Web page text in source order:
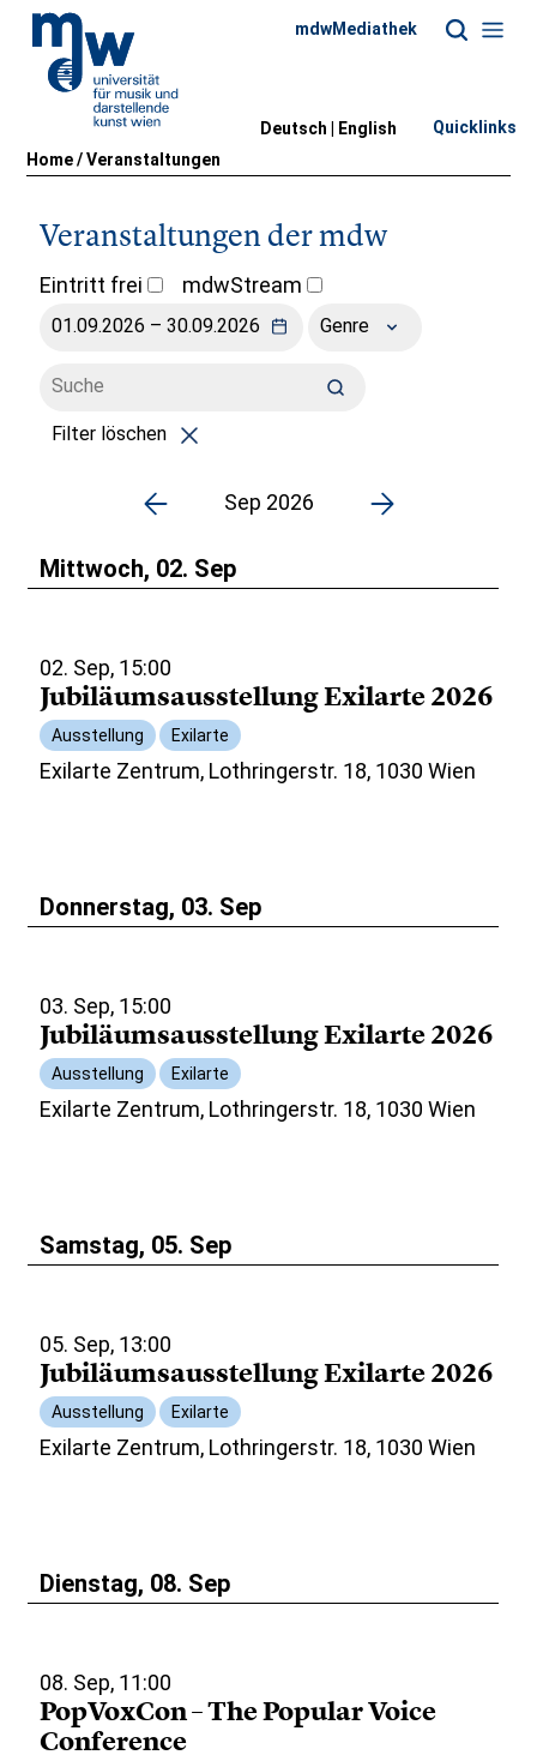
Home/Veranstaltungen
mdwMediathek
Deutsch | English Quicklinks
Veranstaltungen der mdw
Eintritt frei mdwStream
Genre
Filter löschen
Sep 2026
Mittwoch, 02. Sep
02. Sep, 15:00
Jubiläumsausstellung Exilarte 2026
Ausstellung Exilarte
Exilarte Zentrum, Lothringerstr. 18, 1030 Wien
Donnerstag, 03. Sep
03. Sep, 15:00
Jubiläumsausstellung Exilarte 2026
Ausstellung Exilarte
Exilarte Zentrum, Lothringerstr. 18, 1030 Wien
Samstag, 05. Sep
05. Sep, 13:00
Jubiläumsausstellung Exilarte 2026
Ausstellung Exilarte
Exilarte Zentrum, Lothringerstr. 18, 1030 Wien
Dienstag, 08. Sep
08. Sep, 11:00
PopVoxCon – The Popular Voice
Conference